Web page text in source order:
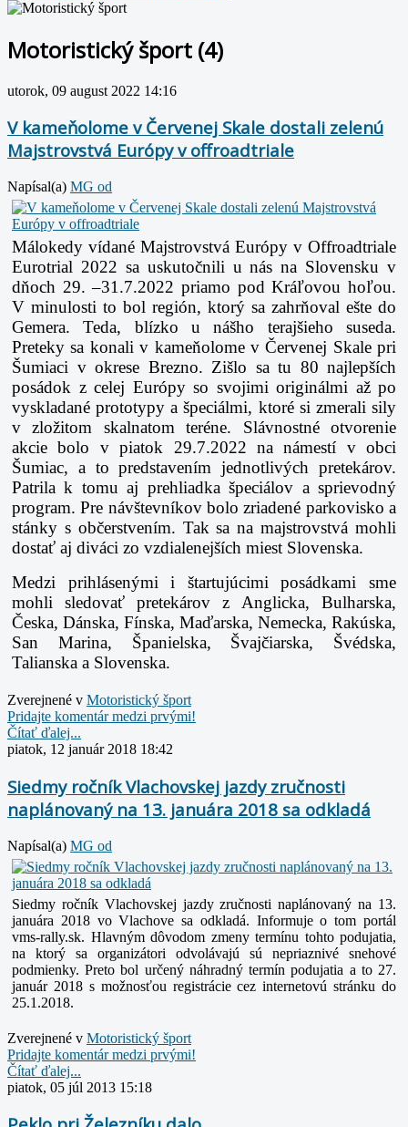
Motoristický šport (4)
utorok, 09 august 2022 14:16
V kameňolome v Červenej Skale dostali zelenú
Majstrovstvá Európy v offroadtriale
Napísal(a) MG od
Málokedy vídané Majstrovstvá Európy v Offroadtriale
Eurotrial 2022 sa uskutočnili u nás na Slovensku v
dňoch 29. –31.7.2022 priamo pod Kráľovou hoľou.
V minulosti to bol región, ktorý sa zahrňoval ešte do
Gemera. Teda, blízko u nášho terajšieho suseda.
Preteky sa konali v kameňolome v Červenej Skale pri
Šumiaci v okrese Brezno. Zišlo sa tu 80 najlepších
posádok z celej Európy so svojimi originálmi až po
vyskladané prototypy a špeciálmi, ktoré si zmerali sily
v zložitom skalnatom teréne. Slávnostné otvorenie
akcie bolo v piatok 29.7.2022 na námestí v obci
Šumiac, a to predstavením jednotlivých pretekárov.
Patrila k tomu aj prehliadka špeciálov a sprievodný
program. Pre návštevníkov bolo zriadené parkovisko a
stánky s občerstvením. Tak sa na majstrovstvá mohli
dostať aj diváci zo vzdialenejších miest Slovenska.
Medzi prihlásenými i štartujúcimi posádkami sme
mohli sledovať pretekárov z Anglicka, Bulharska,
Česka, Dánska, Fínska, Maďarska, Nemecka, Rakúska,
San Marina, Španielska, Švajčiarska, Švédska,
Talianska a Slovenska.
Zverejnené v Motoristický šport
Pridajte komentár medzi prvými!
Čítať ďalej...
piatok, 12 január 2018 18:42
Siedmy ročník Vlachovskej jazdy zručnosti
naplánovaný na 13. januára 2018 sa odkladá
Napísal(a) MG od
Siedmy ročník Vlachovskej jazdy zručnosti naplánovaný na 13.
januára 2018 vo Vlachove sa odkladá. Informuje o tom portál
vms-rally.sk. Hlavným dôvodom zmeny termínu tohto podujatia,
na ktorý sa organizátori odvolávajú sú nepriaznivé snehové
podmienky. Preto bol určený náhradný termín podujatia a to 27.
január 2018 s možnosťou registrácie cez internetovú stránku do
25.1.2018.
Zverejnené v Motoristický šport
Pridajte komentár medzi prvými!
Čítať ďalej...
piatok, 05 júl 2013 15:18